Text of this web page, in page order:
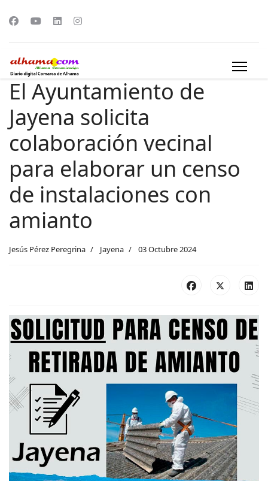
El Ayuntamiento de
Jayena solicita
colaboración vecinal
para elaborar un censo
de instalaciones con
amianto
Jesús Pérez Peregrina Jayena 03 Octubre 2024